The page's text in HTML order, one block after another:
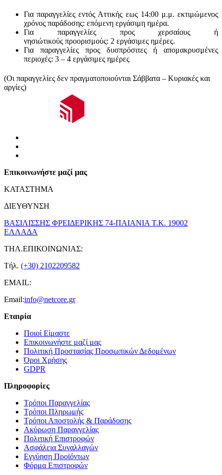
Για παραγγελίες εντός Αττικής εως 14:00 μ.μ. εκτιμώμενος
χρόνος παράδοσης: επόμενη εργάσιμη ημέρα.
Για παραγγελίες προς χερσαίους ή
νησιώτικούς προορισμούς: 2 εργάσιμες ημέρες.
Για παραγγελίες προς δυσπρόσιτες ή απομακρυσμένες
περιοχές: 3 – 4 εργάσιμες ημέρες
(Οι παραγγελίες δεν πραγματοποιούνται Σάββατα – Κυριακές και
αργίες)
Επικοινωνήστε μαζί μας
ΚΑΤΑΣΤΗΜΑ
ΔΙΕΥΘΥΝΣΗ
ΒΑΣΙΛΙΣΣΗΣ ΦΡΕΙΔΕΡΙΚΗΣ 74-ΠΑΙΑΝΙΑ Τ.Κ. 19002
ΕΛΛΑΔΑ
ΤΗΛ.ΕΠΙΚΟΙΝΩΝΙΑΣ:
Τήλ. (+30) 2102209582
EMAIL:
Email:info@netcore.gr
Εταιρία
Ποιοί Είμαστε
Επικοινωνήστε μαζί μας
Πολιτική Προστασίας Προσωπικών Δεδομένων
Όροι Χρήσης
GDPR
Πληροφορίες
Τρόποι Παραγγελίας
Τρόποι Πληρωμής
Τρόποι Αποστολής & Παράδοσης
Ακύρωση Παραγγελίας
Πολιτική Επιστροφών
Ασφάλεια Συναλλαγών
Εγγύηση Προϊόντων
Φόρμα Επιστροφών